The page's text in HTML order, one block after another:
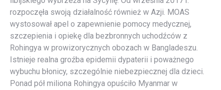
rozpoczęła swoją działalność również w Azji. MOAS
wystosował apel o zapewnienie pomocy medycznej,
szczepienia i opiekę dla bezbronnych uchodźców z
Rohingya w prowizorycznych obozach w Bangladeszu.
Istnieje realna groźba epidemii dypaterii i poważnego
wybuchu błonicy, szczególnie niebezpiecznej dla dzieci.
Ponad pół miliona Rohingya opuściło Myanmar w